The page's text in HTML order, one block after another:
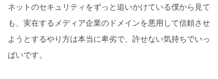
ネットのセキュリティをずっと追いかけている僕から見て
も、実在するメディア企業のドメインを悪用して信頼させ
ようとするやり方は本当に卑劣で、許せない気持ちでいっ
ぱいです。